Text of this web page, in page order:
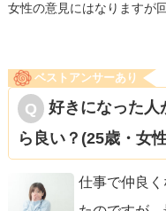
女性の意見にはなりますが
ベストアンサーあり
好きになった人
ら良い？(25歳・女性
仕事で仲良